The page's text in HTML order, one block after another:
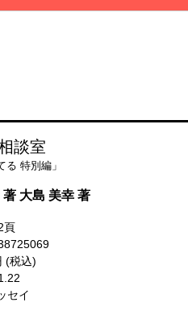
談室
る 特別編」
大島 美幸 著
頁
(税込)
セイ